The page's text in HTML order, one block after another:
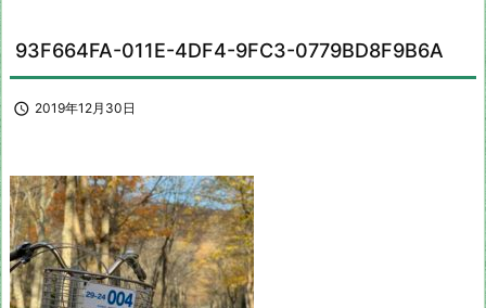
93F664FA-011E-4DF4-9FC3-0779BD8F9B6A
 2019年12月30日